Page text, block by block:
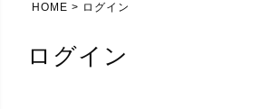
HOME ログイン
ログイン